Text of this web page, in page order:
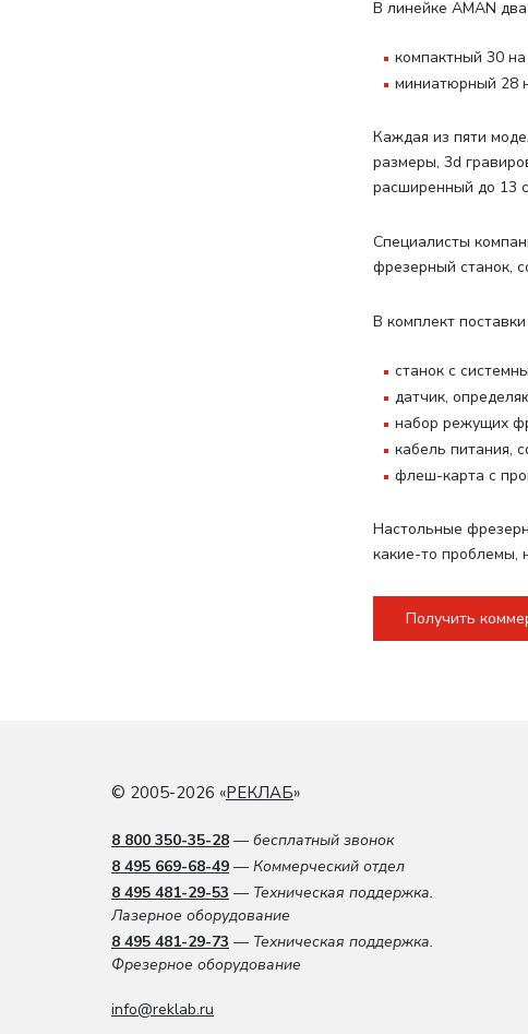
В линейке AMAN
компактный 30
миниатюрный 28
Каждая из пяти
размеры, 3d
расширенный до 13
Специалисты
фрезерный станок,
В комплект
станок с
датчик,
набор режущих
кабель питания,
флеш-карта с
Настольные
какие-то проблемы,
Получить
© 2005-2026 «РЕКЛАБ»
8 800 350-35-28 — бесплатный звонок
8 495 669-68-49 — Коммерческий отдел
8 495 481-29-53 — Техническая поддержка.
Лазерное оборудование
8 495 481-29-73 — Техническая поддержка.
Фрезерное оборудование
info@reklab.ru